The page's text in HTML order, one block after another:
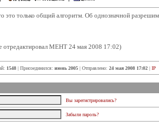
это только общий алгоритм. Об однозначной
MEHT 24 мая 2008 17:02)
1548 | Присоединился: июнь 2005 | Отправлено: 24 мая 2008 17:02 | IP
Вы зарегистрировались?
Забыли пароль?